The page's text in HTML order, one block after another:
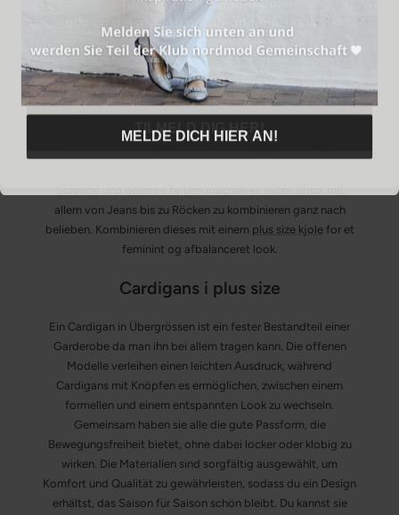
jeden Tag
Ein Übergrössen Strick soll bequem, vielseitig und leicht zu
tragen sein fürden ganzen Tag. Die leichte Qualitet aus
Baumwolle und Wolle macht dass du Kleidungsstücke
bekommst, die sich sowohl leicht auf der Haut anfühlen als
auch ihre Form behalten, selbst nach häufigem Tragen. Hier
allem von Jeans bis zu Röcken zu kombinieren ganz nach
belieben. Kombinieren dieses mit einem plus size kjolefor et
feminint og afbalanceret look.
Cardigans i plus size
Ein Cardigan in Übergrössen ist ein fester Bestandteil einer
Garderobe da man ihn bei allem tragen kann. Die offenen
Modelle verleihen einen leichten Ausdruck, während
Cardigans mit Knöpfen es ermöglichen, zwischen einem
formellen und einem entspannten Look zu wechseln.
Gemeinsam haben sie alle die gute Passform, die
Bewegungsfreiheit bietet, ohne dabei locker oder klobig zu
wirken. Die Materialien sind sorgfältig ausgewählt, um
Komfort und Qualität zu gewährleisten, sodass du ein Design
erhältst, das Saison für Saison schön bleibt. Du kannst sie
MELDE DICH HIER AN!